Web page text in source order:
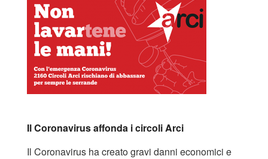
Il Coronavirus affonda i circoli Arci
Il Coronavirus ha creato gravi danni economici e